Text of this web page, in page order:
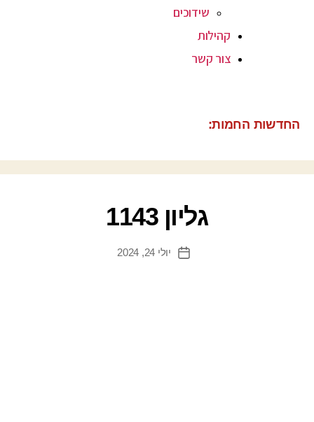
שידוכים
קהילות
צור קשר
החדשות החמות:
גליון 1143
יולי 24, 2024